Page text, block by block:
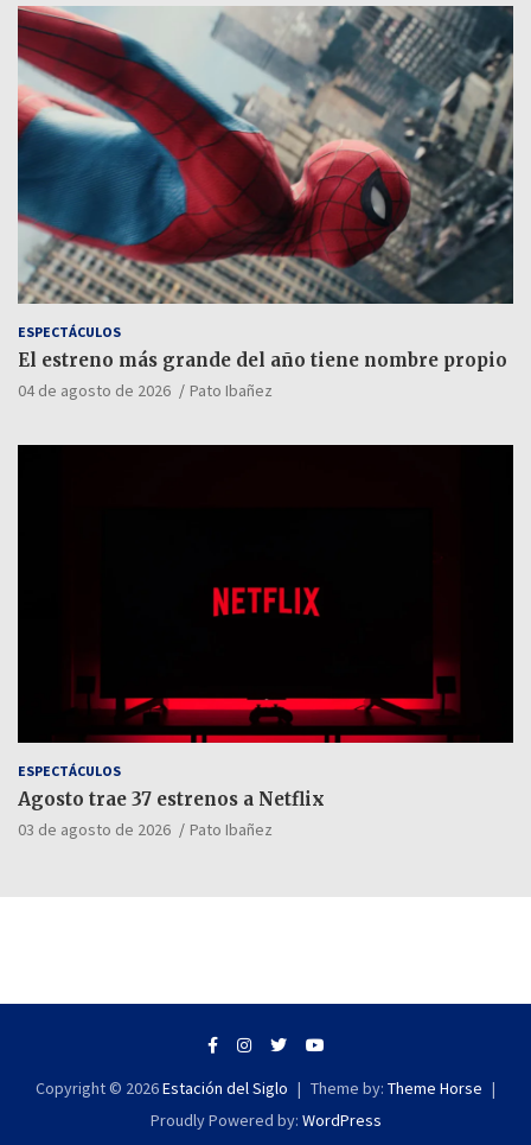
ESPECTÁCULOS
El estreno más grande del año tiene nombre propio
04 de agosto de 2026 Pato Ibañez
ESPECTÁCULOS
Agosto trae 37 estrenos a Netflix
03 de agosto de 2026 Pato Ibañez
Copyright © 2026Estación del Siglo Theme by: Theme Horse
Proudly Powered by: WordPress